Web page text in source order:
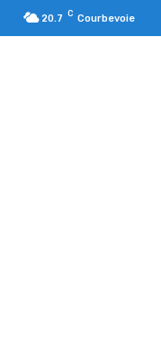
20.7 C Courbevoie